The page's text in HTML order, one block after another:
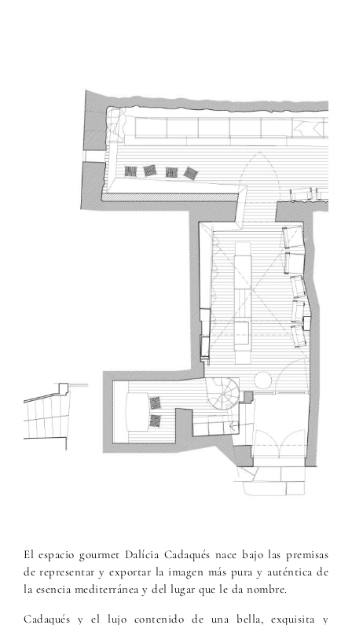
El espacio gourmet Dalícia Cadaqués nace bajo las premisas
de representar y exportar la imagen más pura y auténtica de
la esencia mediterránea y del lugar que le da nombre.
Cadaqués y el lujo contenido de una bella, exquisita y